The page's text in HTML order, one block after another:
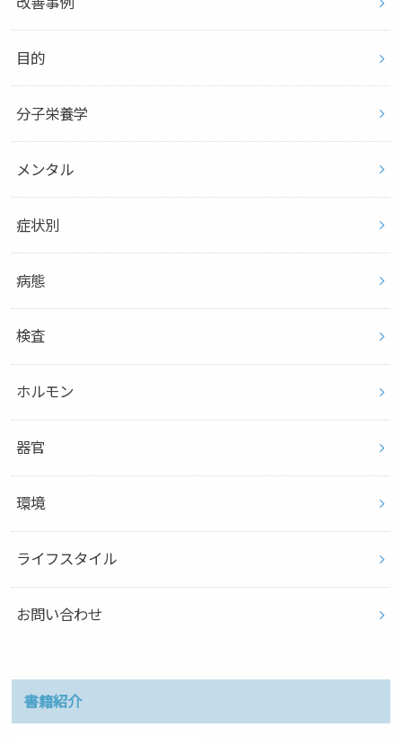
目的
分子栄養学
メンタル
症状別
病態
検査
ホルモン
器官
環境
ライフスタイル
お問い合わせ
書籍紹介